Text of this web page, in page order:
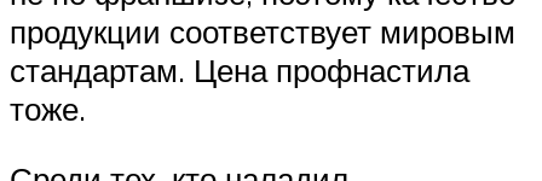
продукции соответствует мировым
стандартам. Цена профнастила
тоже.